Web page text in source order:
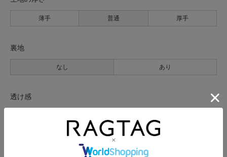
薄手 普通 厚手
裏地
なし あり
透け感